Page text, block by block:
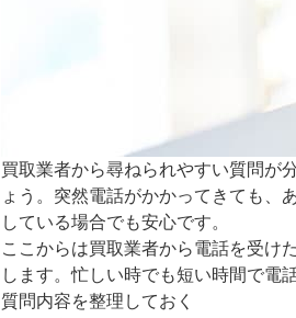
買取業者から尋ねられやすい質問が
ょう。突然電話がかかってきても、
している場合でも安心です。
ここからは買取業者から電話を受け
します。忙しい時でも短い時間で電
質問内容を整理しておく